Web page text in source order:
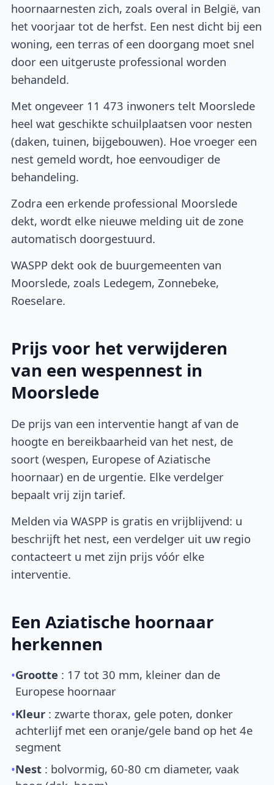
hoornaarnesten zich, zoals overal in België, van
het voorjaar tot de herfst. Een nest dicht bij een
woning, een terras of een doorgang moet snel
door een uitgeruste professional worden
behandeld.
Met ongeveer 11 473 inwoners telt Moorslede
heel wat geschikte schuilplaatsen voor nesten
(daken, tuinen, bijgebouwen). Hoe vroeger een
nest gemeld wordt, hoe eenvoudiger de
behandeling.
Zodra een erkende professional Moorslede
dekt, wordt elke nieuwe melding uit de zone
automatisch doorgestuurd.
WASPP dekt ook de buurgemeenten van
Moorslede, zoals Ledegem, Zonnebeke,
Roeselare.
Prijs voor het verwijderen
van een wespennest in
Moorslede
De prijs van een interventie hangt af van de
hoogte en bereikbaarheid van het nest, de
soort (wespen, Europese of Aziatische
hoornaar) en de urgentie. Elke verdelger
bepaalt vrij zijn tarief.
Melden via WASPP is gratis en vrijblijvend: u
beschrijft het nest, een verdelger uit uw regio
contacteert u met zijn prijs vóór elke
interventie.
Een Aziatische hoornaar
herkennen
•Grootte : 17 tot 30 mm, kleiner dan de
Europese hoornaar
•Kleur : zwarte thorax, gele poten, donker
achterlijf met een oranje/gele band op het 4e
segment
•Nest : bolvormig, 60-80 cm diameter, vaak